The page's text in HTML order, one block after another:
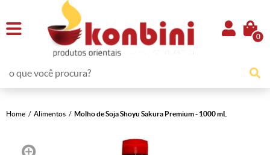
0
Home Alimentos Molho de Soja Shoyu Sakura Premium - 1000 mL